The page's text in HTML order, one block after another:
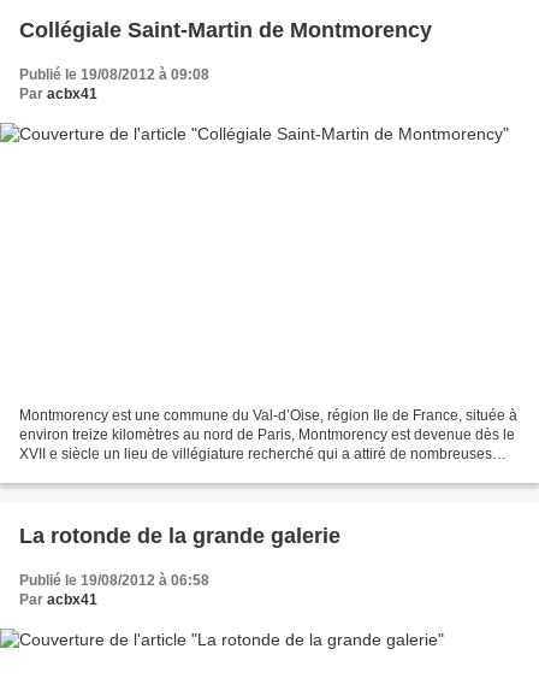
Collégiale Saint-Martin de Montmorency
Publié le 19/08/2012 à 09:08
Par acbx41
Montmorency est une commune du Val-d’Oise, région Ile de France, située à
environ treize kilomètres au nord de Paris, Montmorency est devenue dès le
XVII e siècle un lieu de villégiature recherché qui a attiré de nombreuses
La rotonde de la grande galerie
Publié le 19/08/2012 à 06:58
Par acbx41